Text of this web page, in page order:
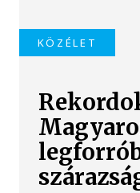
KÖZÉLET